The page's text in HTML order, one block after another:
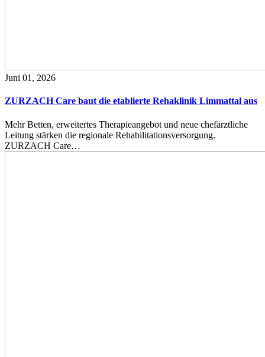
Juni 01, 2026
ZURZACH Care baut die etablierte Rehaklinik Limmattal aus
Mehr Betten, erweitertes Therapieangebot und neue chefärztliche
Leitung stärken die regionale Rehabilitationsversorgung.
ZURZACH Care…